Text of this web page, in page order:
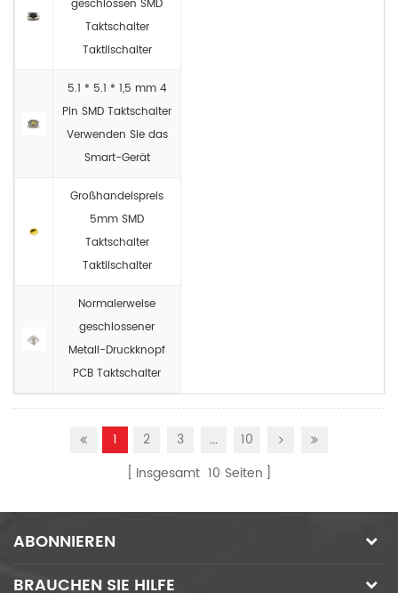
geschlossen SMD
Taktschalter
Taktilschalter
5.1 * 5.1 * 1,5 mm 4
Pin SMD Taktschalter
Verwenden Sie das
Smart-Gerät
Großhandelspreis
5mm SMD
Taktschalter
Taktilschalter
Normalerweise
geschlossener
Metall-Druckknopf
PCB Taktschalter
1 2 3 ...
10
Insgesamt 10 Seiten
ABONNIEREN
BRAUCHEN SIE HILFE